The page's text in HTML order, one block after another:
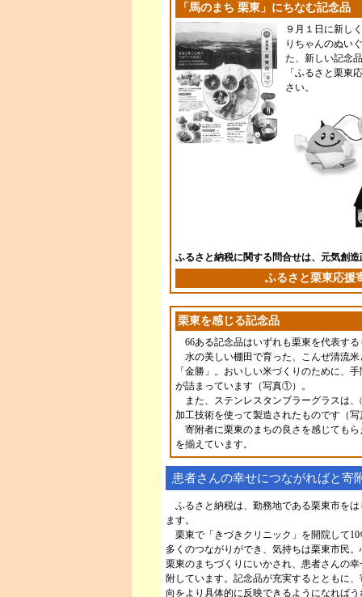
「馬のまち 栗東」にちなむ記念品
９月１日に新し
りちゃんのぬい
た、新しい記念
「ふるさと栗東
さい。
ふるさと納税に関する問合せは、元気創
ふるさと栗東応援
栗東を感じる記念品
66ある記念品はいずれも栗東を代表す
水の美しい棚田で育った、こんぜ清流
「金勝」。おいしい米づくりのために、
が詰まっています（写真①）。
また、ステンレスタンブラーグラスは
加工技術を使って製造されたものです（
寄附者に栗東のまちの良さを感じても
を揃えています。
患者さんの幸せにつながればと寄
ふるさと納税は、勤務地である栗東市を
ます。
栗東で「きづきクリニック」を開院して
多くのつながりができ、気持ちは栗東市民
栗東のまちづくりにいかされ、患者さんの
附しています。記念品が充実するとともに
向をより具体的に反映できるようになれば